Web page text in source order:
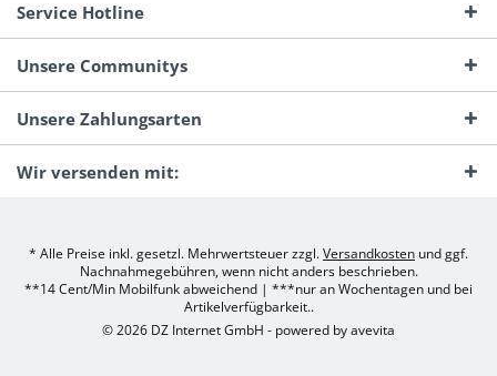
Service Hotline
Unsere Communitys
Unsere Zahlungsarten
Wir versenden mit:
* Alle Preise inkl. gesetzl. Mehrwertsteuer zzgl.Versandkosten und ggf.
Nachnahmegebühren, wenn nicht anders beschrieben.
**14 Cent/Min Mobilfunk abweichend | ***nur an Wochentagen und bei
Artikelverfügbarkeit..
© 2026 DZ Internet GmbH - powered byavevita